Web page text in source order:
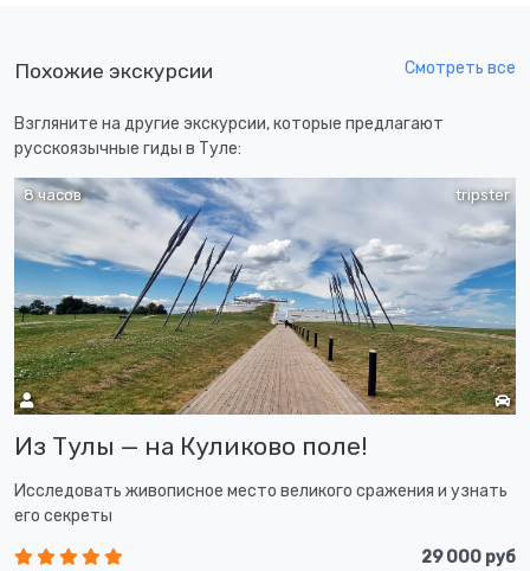
Похожие экскурсии Смотреть все
Взгляните на другие экскурсии, которые предлагают
русскоязычные гиды в Туле:
tripster
8 часов
Из Тулы — на Куликово поле!
Исследовать живописное место великого сражения и узнать
его секреты
29 000 руб